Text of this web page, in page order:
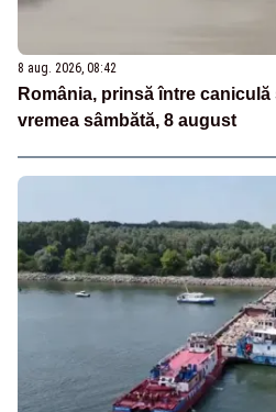
8 aug. 2026, 08:42
România, prinsă între
vremea sâmbătă, 8 august